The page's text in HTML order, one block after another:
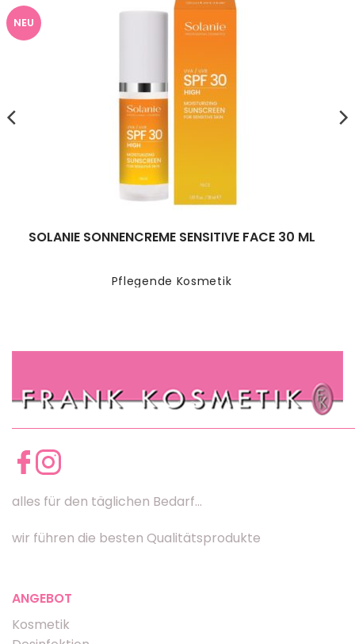
NEU
Pflegende Kosmetik
SOLANIE SONNENCREME SENSITIVE FACE 30 ML
alles für den täglichen Bedarf...
wir führen die besten Qualitätsprodukte
ANGEBOT
Kosmetik